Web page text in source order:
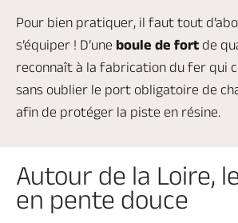
Pour bien pratiquer, il faut tout
s’équiper ! D’une boule de fort de
reconnaît à la fabrication du fer qui
sans oublier le port obligatoire de
afin de protéger la piste en résine.
Autour de la Loire,
en pente douce